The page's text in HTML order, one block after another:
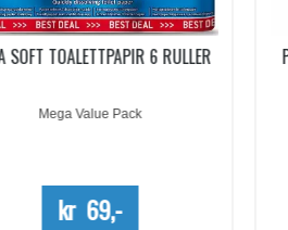
BLUE SANITÆRVÆSKE
kr 340,-